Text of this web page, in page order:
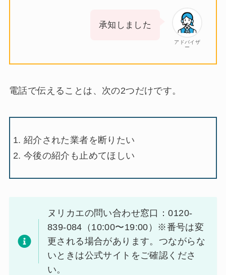
アドバイザ
ー
承知しました
電話で伝えることは、次の2つだけです。
紹介された業者を断りたい
今後の紹介も止めてほしい
ヌリカエの問い合わせ窓口：0120-
839-084（10:00〜19:00）※番号は変
更される場合があります。つながらな
いときは公式サイトをご確認くださ
い。